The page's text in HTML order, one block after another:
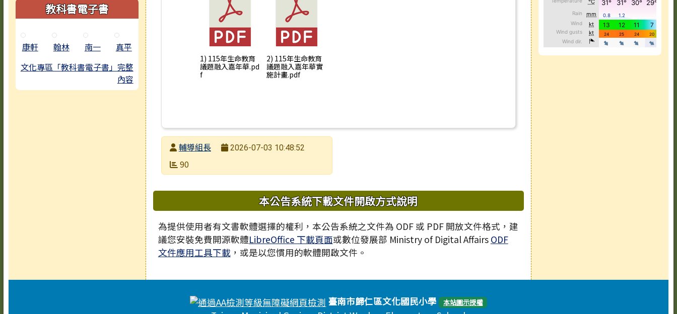
教科書電子書
康軒 翰林 南一
真平
文化專區「教科書電子書」完整
內容
1) 115年生命教育
議題融入嘉年華.pd
f
2) 115年生命教育
議題融入嘉年華實
施計畫.pdf
發布者輔導組長
發布日期
2026-07-03 10:48:52
瀏覽次數
90
下中區域內容 本公告系統下載文件開啟方式說明
為提供使用者有文書軟體選擇的權利，本公告系統之文件為 ODF 或 PDF 開放文件格式，建
議您安裝免費開源軟體LibreOffice 下載頁面或數位發展部 Ministry of Digital Affairs ODF
文件應用工具下載 ，或是以您慣用的軟體開啟文件。
臺南市歸仁區文化國民小學 本站圖示授權